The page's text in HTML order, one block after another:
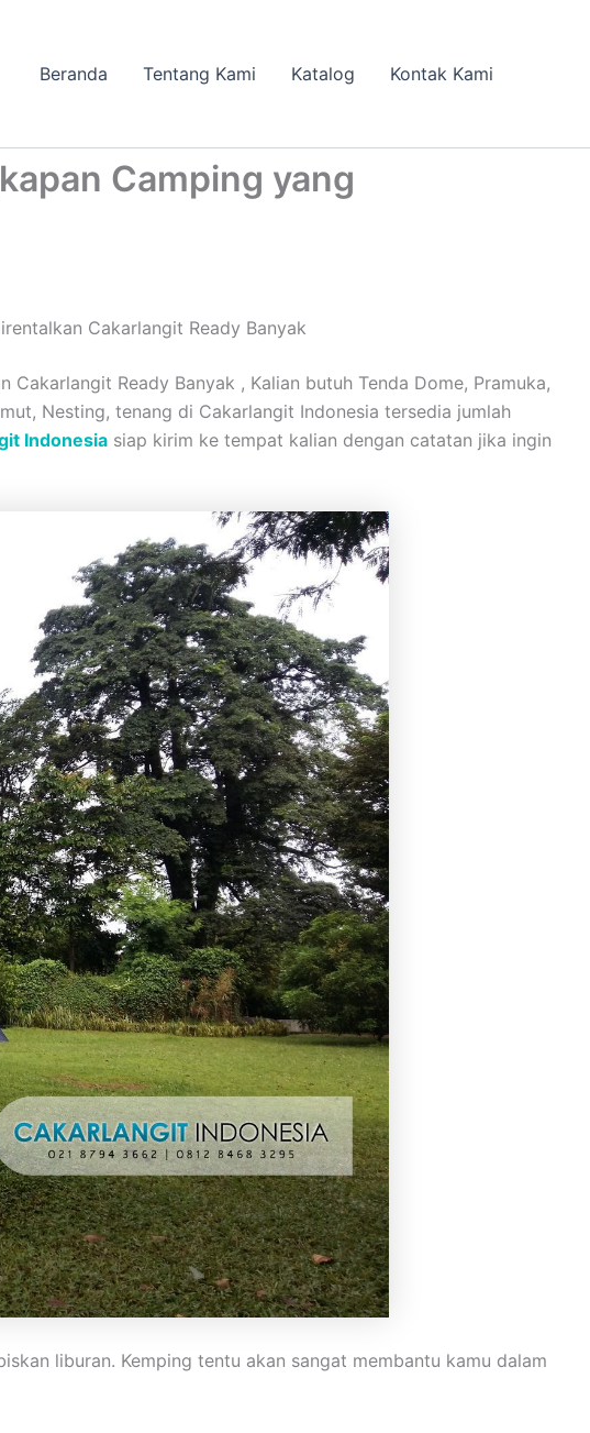
Beranda Tentang Kami Katalog Kontak Kami
Camping yang
Cakarlangit Ready Banyak
Ready Banyak , Kalian butuh Tenda Dome, Pramuka,
Nesting, tenang di Cakarlangit Indonesia tersedia jumlah
Indonesia siap kirim ke tempat kalian dengan catatan jika ingin
liburan. Kemping tentu akan sangat membantu kamu dalam